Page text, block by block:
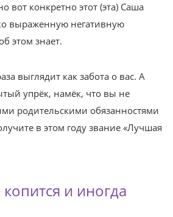
вот конкретно этот (эта) Саша
выраженную негативную
этом знает.
выглядит как забота о вас. А
упрёк, намёк, что вы не
родительскими обязанностями
в этом году звание «Лучшая
и иногда